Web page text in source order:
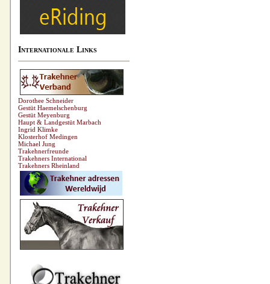
Internationale Links
Dorothee Schneider
Gestüt Haemelschenburg
Gestüt Meyenburg
Haupt & Landgestüt Marbach
Ingrid Klimke
Klosterhof Medingen
Michael Jung
Trakehnerfreunde
Trakehners International
Trakehners Rheinland